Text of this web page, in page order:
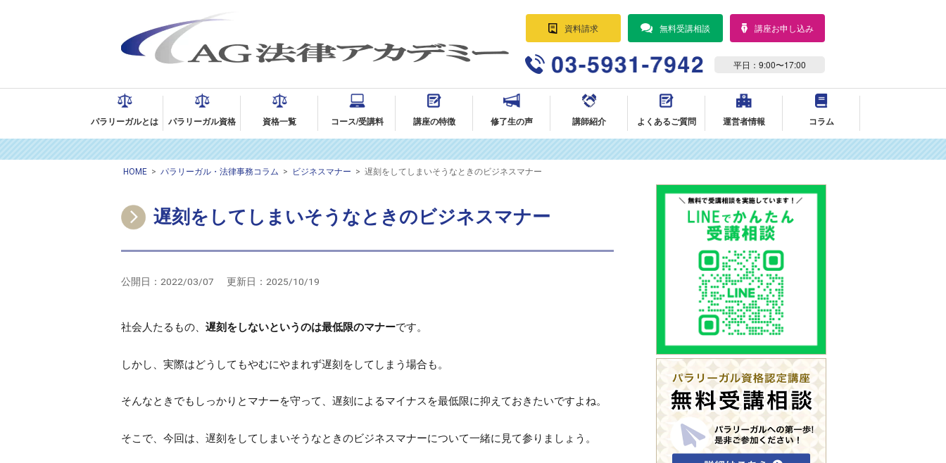
就職・転職｜AG法律アカデミー
資料請求 無料受講相談 講座お申し込み
平日：9:00〜17:00
パラリーガルとは パラリーガル資格 資格一覧 コース/受講料 講座の特徴 修了生の声 講師紹介 よくあるご質問 運営者情報 コラム
HOME > パラリーガル・法律事務コラム > ビジネスマナー > 遅刻をしてしまいそうなときのビジネスマナー
遅刻をしてしまいそうなときのビジネスマナー
公開日： 2022/03/07 更新日： 2025/10/19
社会人たるもの、 遅刻をしないというのは最低限のマナーです。
しかし、実際はどうしてもやむにやまれず遅刻をしてしまう場合も。
そんなときでもしっかりとマナーを守って、遅刻によるマイナスを最低限に抑えておきたいですよね。
そこで、今回は、遅刻をしてしまいそうなときのビジネスマナーについて一緒に見て参りましょう。